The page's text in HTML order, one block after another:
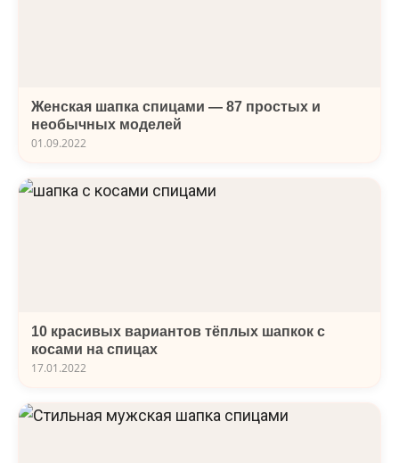
Женская шапка спицами — 87 простых и
необычных моделей
01.09.2022
10 красивых вариантов тёплых шапкок с
косами на спицах
17.01.2022